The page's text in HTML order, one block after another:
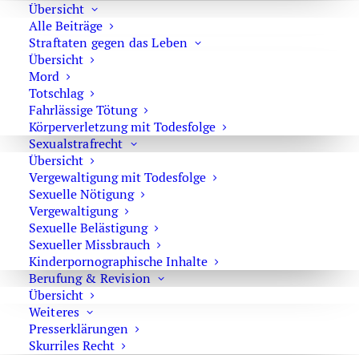
Übersicht
Alle Beiträge
Straftaten gegen das Leben
Übersicht
Mord
Totschlag
Fahrlässige Tötung
Körperverletzung mit Todesfolge
Sexualstrafrecht
Übersicht
Vergewaltigung mit Todesfolge
Sexuelle Nötigung
Vergewaltigung
Sexuelle Belästigung
Sexueller Missbrauch
Kinderpornographische Inhalte
Berufung & Revision
Übersicht
Weiteres
Presserklärungen
Skurriles Recht
Gesamtheit von erheblicher Bedeutung sind, wenn mehr als
zwei Beteiligte auf längere oder unbestimmte Dauer
arbeitsteilig
a) unter Verwendung gewerblicher oder
geschäftsähnlicher Strukturen,
b) unter Anwendung von Gewalt oder anderer zur
Einschüchterung geeigneter Mittel oder
c) unter Einflussnahme auf Politik, Medien, öffentliche
Verwaltung, Justiz oder Wirtschaft zusammenwirken.“
Merkmale der Organisierten Kriminalität
Die Definition beschreibt damit viele einzelne Merkmale,
die in der Organisierten Kriminalität vorkommen
(können).